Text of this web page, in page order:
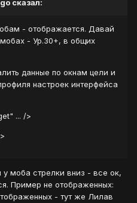
сказал:
- отображается. Давай
- Ур.30+, в общих
данные по окнам цели и
настроек интерфейса
... />
моба стрелки вниз - все ок,
Пример не отображенных:
- тут же Лилав